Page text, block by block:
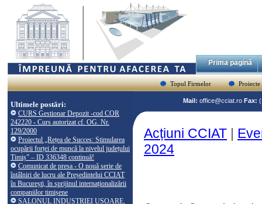
Prima pagină
Topul Firmelor Proiecte
Ultimele postări:
CURS Gestionar Depozit -cod COR
242220 - Curs autorizat cf. OG. Nr.
129/2000
Proiectul „Rețea de Succes: Stimularea
ocupării forței de muncă la nivelul județului
Timiș” – ID 336348 continuă!
Comunicat de presa - O nouă serie de
întâlniri de lucru ale Președintelui CCIAT
în București, în sprijinul internaționalizării
companiilor timișene
SALONUL INDUSTRIEI UȘOARE,
Mail: office@cciat.ro Fax:
Acțiuni CCIAT |
2024